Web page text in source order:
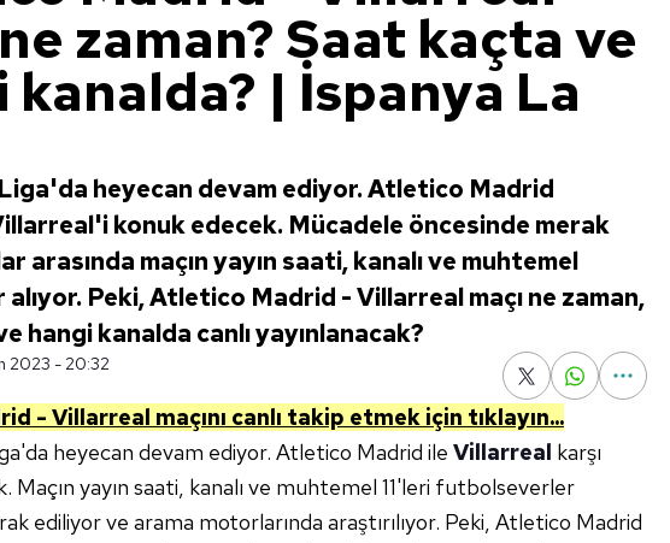
zaman? Saat kaçta ve
kanalda? | İspanya La
heyecan devam ediyor. Atletico Madrid
konuk edecek. Mücadele öncesinde merak
arasında maçın yayın saati, kanalı ve muhtemel
alıyor. Peki, Atletico Madrid - Villarreal maçı ne zaman,
hangi kanalda canlı yayınlanacak?
2023 - 20:32
- Villarreal maçını canlı takip etmek için tıklayın...
heyecan devam ediyor. Atletico Madrid ile Villarreal karşı
Maçın yayın saati, kanalı ve muhtemel 11'leri futbolseverler
ediliyor ve arama motorlarında araştırılıyor. Peki, Atletico Madrid